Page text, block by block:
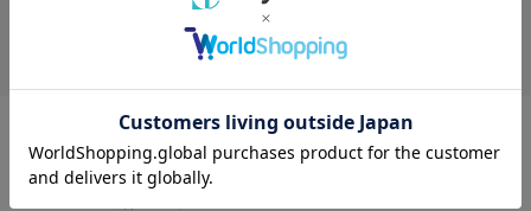
在庫がありません
タイプ： スティック/ハンディ
2in1(2way)： ○
集じん方式： サイクロン